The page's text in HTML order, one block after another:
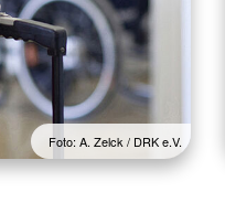
Foto: A. Zelck / DRK e.V.